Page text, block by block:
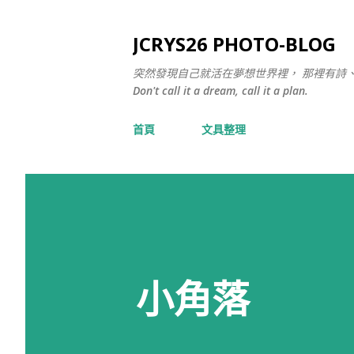
JCRYS26 PHOTO-BLOG
突然發現自己就活在夢想世界裡， 那裡有詩
Don't call it a dream, call it a plan.
首頁 文具整理
小角落